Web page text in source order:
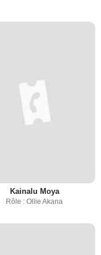
Kainalu Moya
Rôle : Ollie Akana